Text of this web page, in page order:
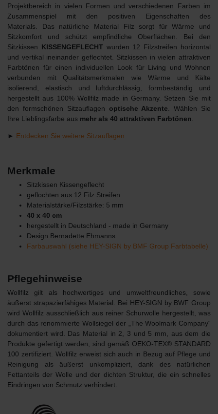
Projektbereich in vielen Formen und verschiedenen Farben im
Zusammenspiel mit den positiven Eigenschaften des
Materials. Das natürliche Material Filz sorgt für Wärme und
Sitzkomfort und schützt empfindliche Oberflächen. Bei den
Sitzkissen KISSENGEFLECHT wurden 12 Filzstreifen horizontal
und vertikal ineinander geflechtet. Sitzkissen in vielen attraktiven
Farbtönen für einen individuellen Look für Living und Wohnen
verbunden mit Qualitätsmerkmalen wie Wärme und Kälte
isolierend, elastisch und luftdurchlässig, formbeständig und
hergestellt aus 100% Wollfilz made in Germany. Setzen Sie mit
den formschönen Sitzauflagen optische Akzente . Wählen Sie
Ihre Lieblingsfarbe aus mehr als 40 attraktiven Farbtönen
► Entdecken Sie weitere Sitzauflagen
Merkmale
Sitzkissen Kissengeflecht
geflochten aus 12 Filz Streifen
Materialstärke/Filzstärke: 5 mm
40 x 40 cm
hergestellt in Deutschland - made in Germany
Design Bernadette Ehmanns
Farbauswahl (siehe HEY-SIGN by BMF Group Farbtabelle)
Pflegehinweise
Wollfilz gilt als hochwertiges und umweltfreundliches, sowie
äußerst strapazierfähiges Material. Bei HEY-SIGN by BWF Group
wird Wollfilz ausschließlich aus reiner Schurwolle hergestellt, was
durch das renommierte Wollsiegel der „The Woolmark Company“
dokumentiert wird. Das Material in 2, 3 und 5 mm, aus dem die
Produkte gefertigt werden, sind gemäß OEKO-TEX® STANDARD
100 zertifiziert. Wollfilz erweist sich auch in Bezug auf Pflege und
Reinigung als äußerst unkompliziert, dank des natürlichen
Fettanteils der Wolle und der dichten Struktur, die ein schnelles
Eindringen von Schmutz verhindert.